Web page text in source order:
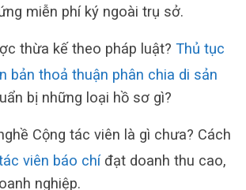
miễn phí ký ngoài trụ sở.
thừa kế theo pháp luật? Thủ tục
bản thoả thuận phân chia di sản
bị những loại hồ sơ gì?
Cộng tác viên là gì chưa? Cách
viên báo chíđạt doanh thu cao,
nghiệp.